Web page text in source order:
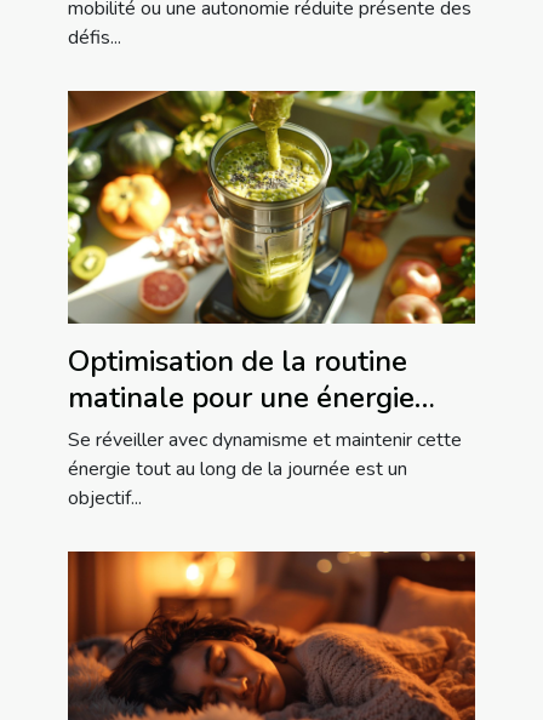
mobilité ou une autonomie réduite présente des
défis...
Optimisation de la routine
matinale pour une énergie
maximale conseils nutrition et
exercice
Se réveiller avec dynamisme et maintenir cette
énergie tout au long de la journée est un
objectif...